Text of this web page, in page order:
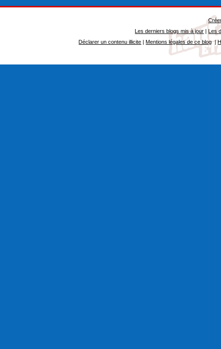
Les derniers blogs mis à jour |Les
Déclarer un contenu illicite |Mentions légales de ce blog|